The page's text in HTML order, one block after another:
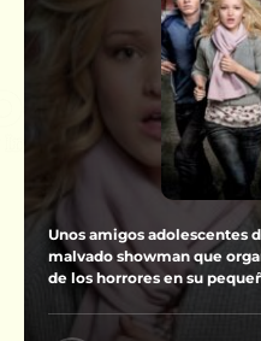
Unos amigos adolescentes
malvado showman que
de los horrores en su